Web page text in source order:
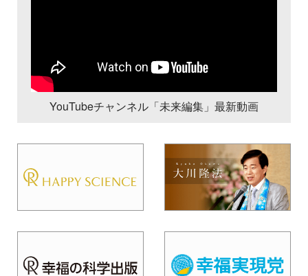
YouTubeチャンネル「未来編集」最新動画